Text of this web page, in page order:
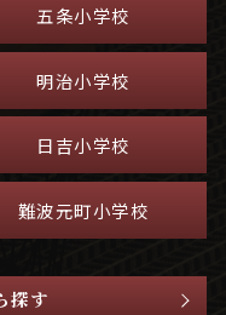
五条小学校
明治小学校
日吉小学校
難波元町小学校
探す